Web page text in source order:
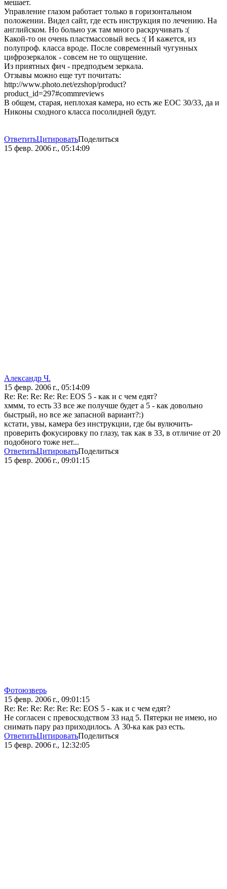
мешает.
Управление глазом работает только в горизонтальном
положении. Видел сайт, где есть инструкция по лечению. На
английском. Но больно уж там много раскручивать :(
Какой-то он очень пластмассовый весь :( И кажется, из
полупроф. класса вроде. После современный чугунных
цифрозеркалок - совсем не то ощущение.
Из приятных фич - предподъем зеркала.
Отзывы можно еще тут почитать:
http://www.photo.net/ezshop/product?
product_id=297#commreviews
В общем, старая, неплохая камера, но есть же ЕОС 30/33, да и
Никоны сходного класса посолидней будут.
ОтветитьЦитироватьПоделиться
15 февр. 2006 г., 05:14:09
Александр Ч.
15 февр. 2006 г., 05:14:09
Re: Re: Re: Re: Re: EOS 5 - как и с чем едят?
хммм, то есть 33 все же получше будет а 5 - как довольно
быстрый, но все же запасной вариант?:)
кстати, увы, камера без инструкции, где бы вулючить-
проверить фокусировку по глазу, так как в 33, в отличие от 20
подобного тоже нет...
ОтветитьЦитироватьПоделиться
15 февр. 2006 г., 09:01:15
Фотоюзверь
15 февр. 2006 г., 09:01:15
Re: Re: Re: Re: Re: Re: EOS 5 - как и с чем едят?
Не согласен с превосходством 33 над 5. Пятерки не имею, но
снимать пару раз приходилось. А 30-ка как раз есть.
ОтветитьЦитироватьПоделиться
15 февр. 2006 г., 12:32:05